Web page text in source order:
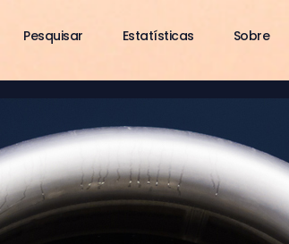
Pesquisar Estatísticas Sobre